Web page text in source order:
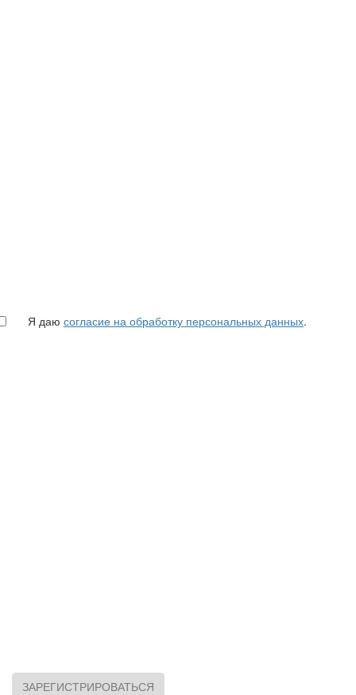
Я даю согласие на обработку персональных данных.
ЗАРЕГИСТРИРОВАТЬСЯ